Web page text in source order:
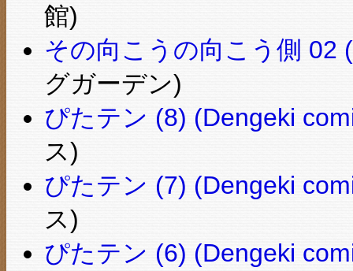
館)
その向こうの向こう側 02
グガーデン)
ぴたテン (8) (Dengeki
ス)
ぴたテン (7) (Dengeki
ス)
ぴたテン (6) (Dengeki